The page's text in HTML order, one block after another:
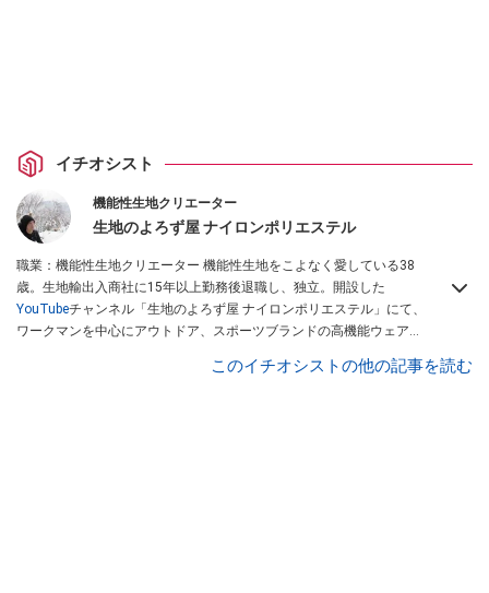
イチオシスト
機能性生地クリエーター
生地のよろず屋 ナイロンポリエステル
職業：機能性生地クリエーター 機能性生地をこよなく愛している38
歳。生地輸出入商社に15年以上勤務後退職し、独立。開設した
YouTubeチャンネル「生地のよろず屋 ナイロンポリエステル」にて、
ワークマンを中心にアウトドア、スポーツブランドの高機能ウェアを
このイチオシストの他の記事を読む